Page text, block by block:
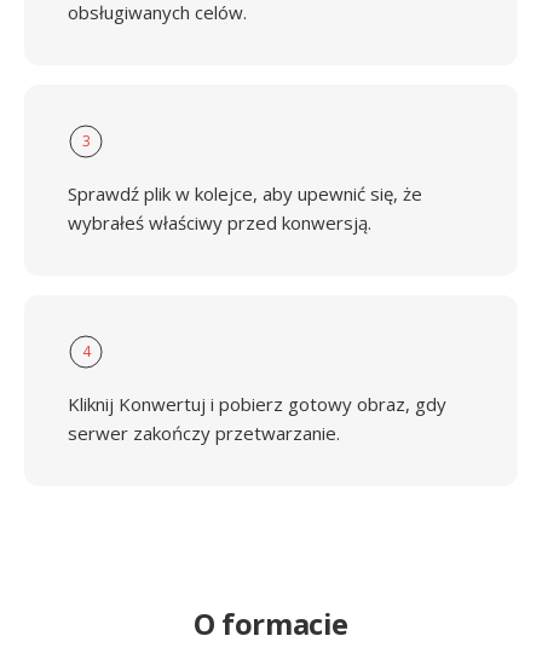
obsługiwanych celów.
3
Sprawdź plik w kolejce, aby upewnić się, że
wybrałeś właściwy przed konwersją.
4
Kliknij Konwertuj i pobierz gotowy obraz, gdy
serwer zakończy przetwarzanie.
O formacie